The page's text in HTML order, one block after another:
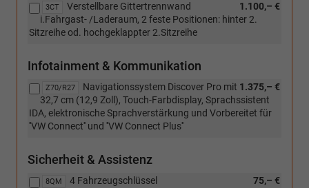
3CT 1.100,– €
Verstellbare Gittertrennwand
i.Fahrgast- /Laderaum, 2 feste Positionen: hinter 2.
Sitzreihe od. hochgeklappter 2.Sitzreihe
Infotainment & Kommunikation
Z70/R27 1.375,– €
Navigationssystem Discover Pro mit
32,7 cm (12,9 Zoll), Touch-Farbdisplay, Sprachssistent
IDA, elektronische Sprachverstärkung und Vorbereitet für
''VW Connect'' und ''VW Connect Plus''
Sicherheit & Assistenz
8QM 75,– €
4 Fahrzeugschlüssel